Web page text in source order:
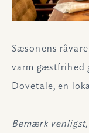
Sæsonens
varm gæstfrihed
Dovetale, en
Bemærk